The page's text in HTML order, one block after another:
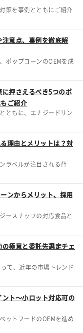
策を事例とともにご紹介
意点、事例を徹底解
ポップコーンのOEMを成
押さえるべき5つのポ
ご紹介
ともに、エナジードリン
理由とメリットは？対
ラベルが注目される背
ンからメリット、採用
ースナップの対応食品と
極意と委託先選定チェ
て、近年の市場トレンド
ト～小ロット対応可の
ットフードのOEMを進め